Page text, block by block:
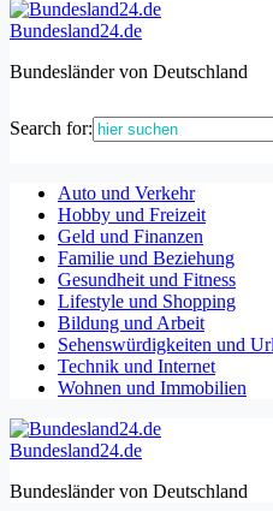
Bundesland24.de
Bundesländer von Deutschland
Search for:
Auto und Verkehr
Hobby und Freizeit
Geld und Finanzen
Familie und Beziehung
Gesundheit und Fitness
Lifestyle und Shopping
Bildung und Arbeit
Sehenswürdigkeiten und
Technik und Internet
Wohnen und Immobilien
Bundesland24.de
Bundesländer von Deutschland